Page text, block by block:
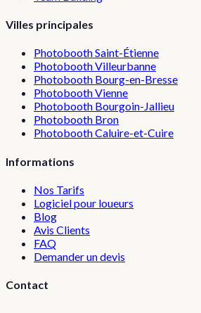
Villes principales
PhotoboothSaint-Étienne
PhotoboothVilleurbanne
Photobooth Bourg-en-Bresse
PhotoboothVienne
Photobooth Bourgoin-Jallieu
Photobooth Bron
PhotoboothCaluire-et-Cuire
Informations
Nos Tarifs
Logiciel pour loueurs
Blog
Avis Clients
FAQ
Demander un devis
Contact